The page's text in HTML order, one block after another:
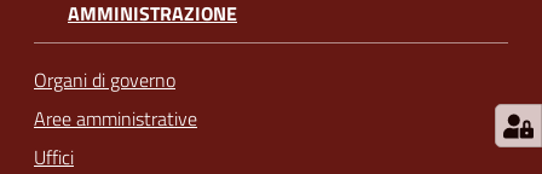
AMMINISTRAZIONE
Organi di governo
Aree amministrative
Uffici